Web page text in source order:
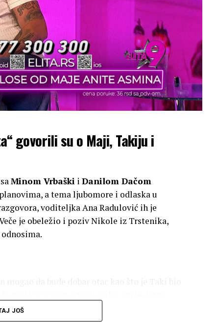
govorili su o Maji, Takiju i
Minom Vrbaški i Danilom Dačom
a tema ljubomore i odlaska u
voditeljka Ana Radulović ih je
je obeležio i poziv Nikole iz Trstenika,
nije do njega. Nije nju Taki odgojio da
JOŠ